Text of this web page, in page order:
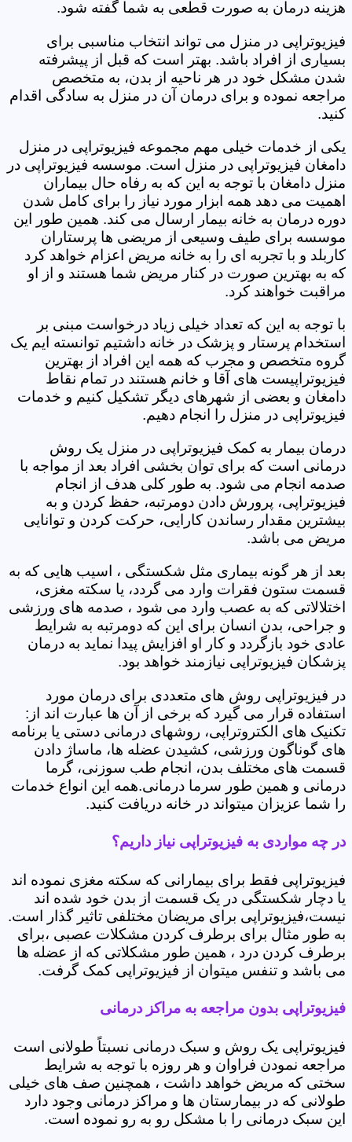
هزینه درمان به صورت قطعی به شما گفته شود.
فیزیوتراپی در منزل می تواند انتخاب مناسبی برای
بسیاری از افراد باشد. بهتر است که قبل از پیشرفته
شدن مشکل خود در هر ناحیه از بدن، به متخصص
مراجعه نموده و برای درمان آن در منزل به سادگی اقدام
کنید.
یکی از خدمات خیلی مهم مجموعه فیزیوتراپی در منزل
دامغان فیزیوتراپی در منزل است. موسسه فیزیوتراپی در
منزل دامغان با توجه به این که به رفاه حال بیماران
اهمیت می دهد همه ابزار مورد نیاز را برای کامل شدن
دوره درمان به خانه بیمار ارسال می کند. همین طور این
موسسه برای طیف وسیعی از مریضی ها پرستاران
کاربلد و با تجربه ای را به خانه مریض اعزام خواهد کرد
که به بهترین صورت در کنار مریض شما هستند و از او
مراقبت خواهند کرد.
با توجه به این که تعداد خیلی زیاد درخواست مبنی بر
استخدام پرستار و پزشک در خانه داشتیم توانسته ایم یک
گروه متخصص و مجرب که همه این افراد از بهترین
فیزیوتراپیست های آقا و خانم هستند در تمام نقاط
دامغان و بعضی از شهرهای دیگر تشکیل کنیم و خدمات
فیزیوتراپی در منزل را انجام دهیم.
درمان بیمار به کمک فیزیوتراپی در منزل یک روش
درمانی است که برای توان بخشی افراد بعد از مواجه با
صدمه انجام می شود. به طور کلی هدف از انجام
فیزیوتراپی، پرورش دادن دومرتبه، حفظ کردن و به
بیشترین مقدار رساندن کارایی، حرکت کردن و توانایی
مریض می باشد.
بعد از هر گونه بیماری مثل شکستگی ، اسیب هایی که به
قسمت ستون فقرات وارد می گردد، یا سکته مغزی،
اختلالاتی که به عصب وارد می شود ، صدمه های ورزشی
و جراحی، بدن انسان برای این که دومرتبه به شرایط
عادی خود بازگردد و کار او افزایش پیدا نماید به درمان
پزشکان فیزیوتراپی نیازمند خواهد بود.
در فیزیوتراپی روش های متعددی برای درمان مورد
استفاده قرار می گیرد که برخی از آن ها عبارت اند از:
تکنیک های الکتروتراپی، روشهای درمانی دستی یا برنامه
های گوناگون ورزشی، کشیدن عضله ها، ماساژ دادن
قسمت های مختلف بدن، انجام طب سوزنی، گرما
درمانی و همین طور سرما درمانی.همه این انواع خدمات
را شما عزیزان میتواند در خانه دریافت کنید.
در چه مواردی به فیزیوتراپی نیاز داریم؟
فیزیوتراپی فقط برای بیمارانی که سکته مغزی نموده اند
یا دچار شکستگی در یک قسمت از بدن خود شده اند
نیست،فیزیوتراپی برای مریضان مختلفی تاثیر گذار است.
به طور مثال برای برطرف کردن مشکلات عصبی ،برای
برطرف کردن درد ، همین طور مشکلاتی که از عضله ها
می باشد و تنفس میتوان از فیزیوتراپی کمک گرفت.
فیزیوتراپی بدون مراجعه به مراکز درمانی
فیزیوتراپی یک روش و سبک درمانی نسبتاً طولانی است
مراجعه نمودن فراوان و هر روزه با توجه به شرایط
سختی که مریض خواهد داشت ، همچنین صف های خیلی
طولانی که در بیمارستان ها و مراکز درمانی وجود دارد
این سبک درمانی را با مشکل رو به رو نموده است.